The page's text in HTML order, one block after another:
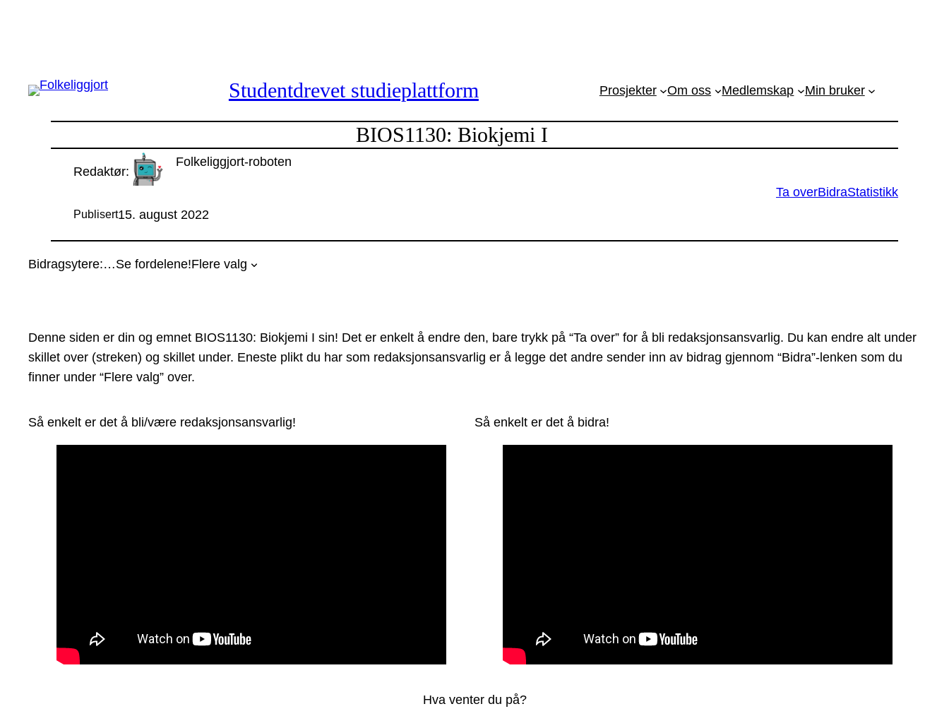
Studentdrevet studieplattform Prosjekter Om oss Medlemskap Min bruker
BIOS1130: Biokjemi I
Redaktør:
Folkeliggjort-roboten
Publisert15. august 2022
Ta overBidraStatistikk
Bidragsytere:…Se fordelene!Flere valg
Denne siden er din og emnet BIOS1130: Biokjemi I sin! Det er enkelt å endre den, bare trykk på “Ta over” for å bli redaksjonsansvarlig. Du kan endre alt under
skillet over (streken) og skillet under. Eneste plikt du har som redaksjonsansvarlig er å legge det andre sender inn av bidrag gjennom “Bidra”-lenken som du
finner under “Flere valg” over.
Så enkelt er det å bli/være redaksjonsansvarlig! Så enkelt er det å bidra!
Hva venter du på?